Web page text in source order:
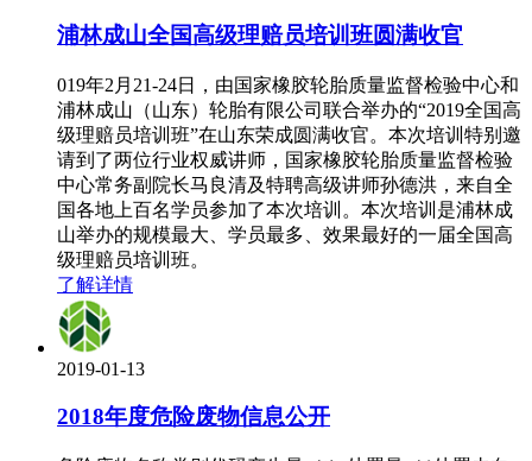
浦林成山全国高级理赔员培训班圆满收官
019年2月21-24日，由国家橡胶轮胎质量监督检验中心和
浦林成山（山东）轮胎有限公司联合举办的“2019全国高
级理赔员培训班”在山东荣成圆满收官。本次培训特别邀
请到了两位行业权威讲师，国家橡胶轮胎质量监督检验
中心常务副院长马良清及特聘高级讲师孙德洪，来自全
国各地上百名学员参加了本次培训。本次培训是浦林成
山举办的规模最大、学员最多、效果最好的一届全国高
级理赔员培训班。
了解详情
2019-01-13
2018年度危险废物信息公开